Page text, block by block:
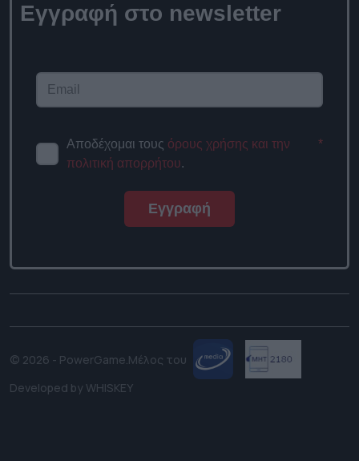
Εγγραφή στο newsletter
Αποδέχομαι τους όρους χρήσης και την
πολιτική απορρήτου.
*
Εγγραφή
© 2026 - PowerGame.Μέλος του
Developed by WHISKEY